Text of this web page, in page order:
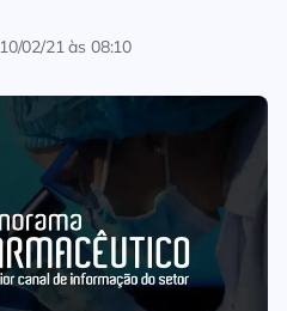
10/02/21 às 08:10